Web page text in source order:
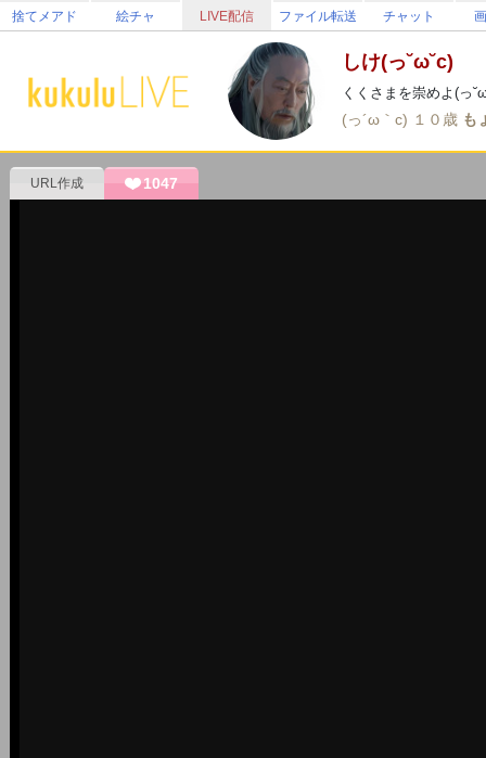
捨てメアド 絵チャ LIVE配信 ファイル転送 チャット
しけ(っ˘ω˘c)
くくさまを崇めよ(っ
(っ´ω｀c) １０歳 も
URL作成 1047